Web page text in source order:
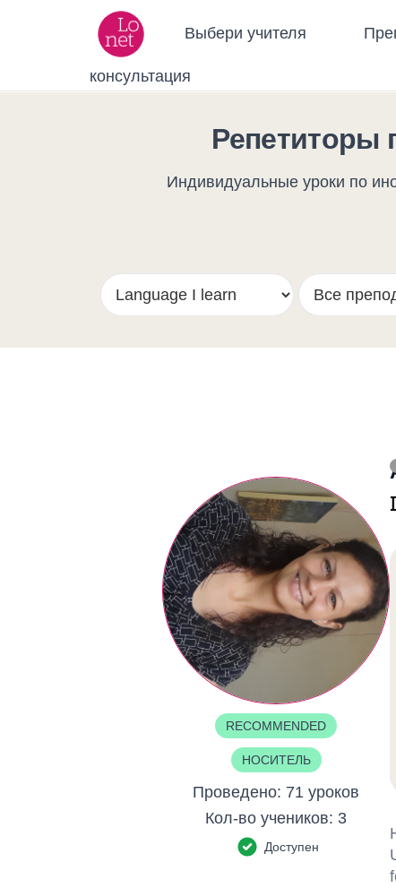
Выбери учителя
консультация
Репетиторы
Индивидуальные уроки по
RECOMMENDED
НОСИТЕЛЬ
Проведено: 71 уроков
Кол-во учеников: 3
Доступен